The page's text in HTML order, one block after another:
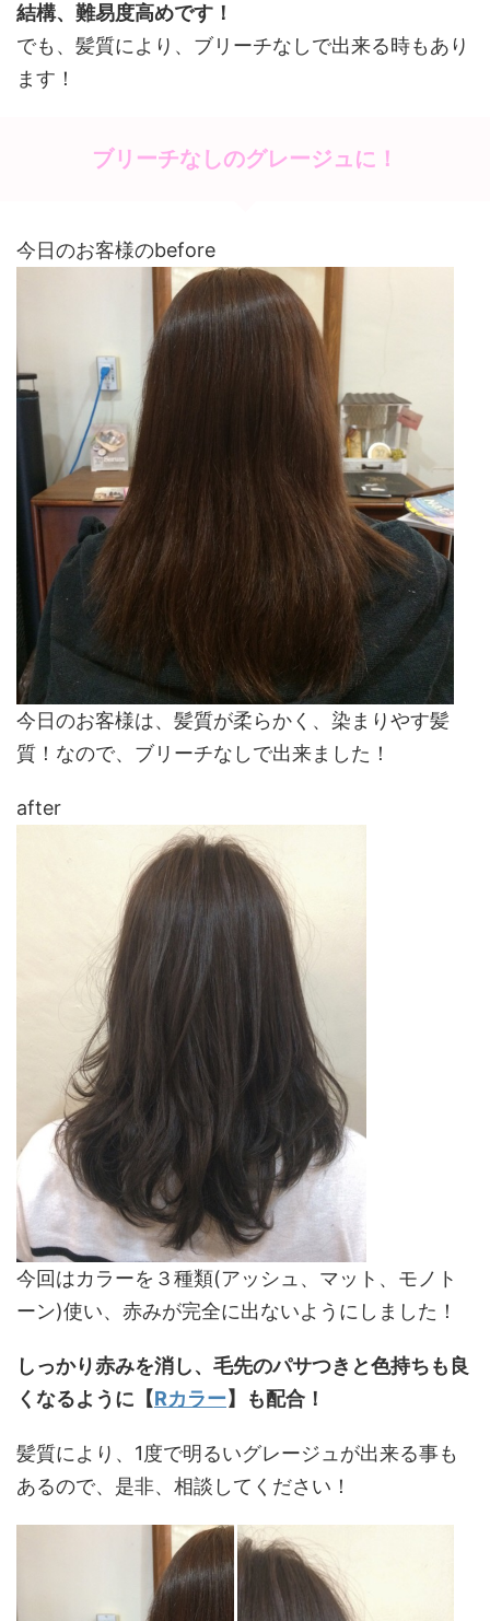
o
k
結構、難易度高めです！
でも、髪質により、ブリーチなしで出来る時もあり
ます！
ブリーチなしのグレージュに！
今日のお客様のbefore
今日のお客様は、髪質が柔らかく、染まりやす髪
質！なので、ブリーチなしで出来ました！
after
今回はカラーを３種類(アッシュ、マット、モノト
ーン)使い、赤みが完全に出ないようにしました！
しっかり赤みを消し、毛先のパサつきと色持ちも良
くなるように【Rカラー】も配合！
髪質により、1度で明るいグレージュが出来る事も
あるので、是非、相談してください！